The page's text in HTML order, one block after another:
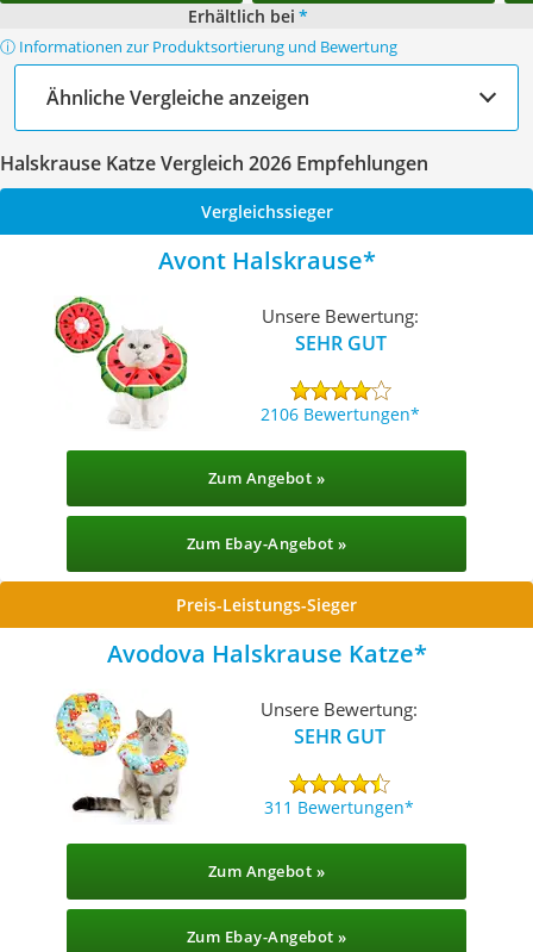
Erhältlich bei *
ⓘ Informationen zur Produktsortierung und Bewertung
Ähnliche Vergleiche anzeigen
Halskrause Katze Vergleich 2026 Empfehlungen
Vergleichssieger
Avont Halskrause
Unsere Bewertung:
SEHR GUT
2106 Bewertungen
Zum Angebot »
Zum Ebay-Angebot »
Preis-Leistungs-Sieger
Avodova Halskrause Katze
Unsere Bewertung:
SEHR GUT
311 Bewertungen
Zum Angebot »
Zum Ebay-Angebot »